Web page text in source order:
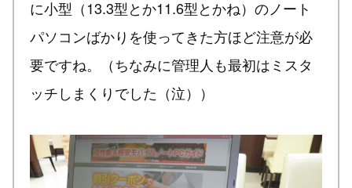
に小型（13.3型とか11.6型とかね）のノート
パソコンばかりを使ってきた方ほど注意が必
要ですね。（ちなみに管理人も最初はミスタ
ッチしまくりでした（泣））